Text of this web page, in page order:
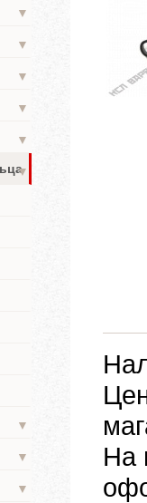
▼
▼
▼
▼
▼
▼
▼
▼
▼
На